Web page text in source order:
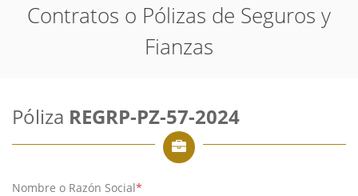
Contratos o Pólizas de Seguros y
Fianzas
Póliza REGRP-PZ-57-2024
Nombre o Razón Social*